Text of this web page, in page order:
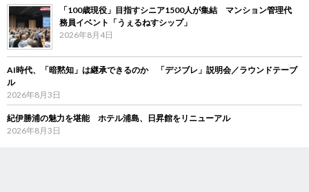
「100歳現役」目指すシニア1500人が集結 マンション管理代
務員イベント「うぇるねすシップ」
2026年8月4日
AI時代、「暗黙知」は継承できるのか 「デジブレ」説明会／ラウンドテーブ
ル
2026年8月3日
紀伊勝浦の魅力を堪能 ホテル浦島、日昇館をリニューアル
2026年8月3日